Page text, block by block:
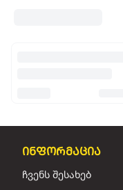
ინფორმაცია
ჩვენს შესახებ